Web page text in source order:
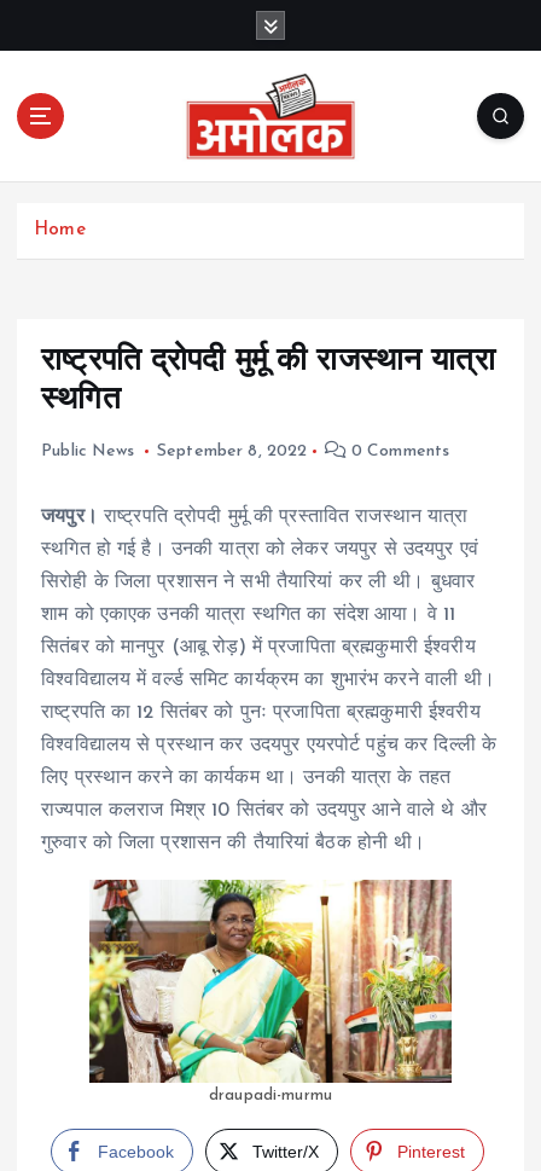
c
Amolak News
Home
राष्ट्रपति द्रोपदी मुर्मू की राजस्थान यात्रा
स्थगित
Public News September 8, 2022 0 Comments
जयपुर।
राष्ट्रपति द्रोपदी मुर्मू की प्रस्तावित राजस्थान यात्रा
स्थगित हो गई है। उनकी यात्रा को लेकर जयपुर से उदयपुर एवं
सिरोही के जिला प्रशासन ने सभी तैयारियां कर ली थी। बुधवार
शाम को एकाएक उनकी यात्रा स्थगित का संदेश आया। वे 11
सितंबर को मानपुर (आबू रोड़) में प्रजापिता ब्रह्मकुमारी ईश्वरीय
विश्वविद्यालय में वर्ल्ड समिट कार्यक्रम का शुभारंभ करने वाली थी।
राष्ट्रपति का 12 सितंबर को पुनः प्रजापिता ब्रह्मकुमारी ईश्वरीय
विश्वविद्यालय से प्रस्थान कर उदयपुर एयरपोर्ट पहुंच कर दिल्ली के
लिए प्रस्थान करने का कार्यकम था। उनकी यात्रा के तहत
राज्यपाल कलराज मिश्र 10 सितंबर को उदयपुर आने वाले थे और
गुरुवार को जिला प्रशासन की तैयारियां बैठक होनी थी।
draupadi-murmu
Facebook Twitter/X Pinterest